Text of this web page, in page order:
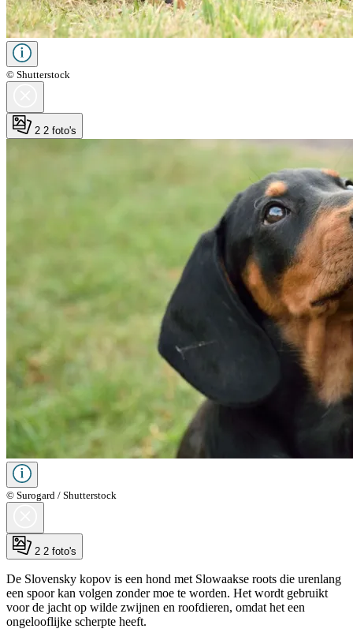
© Shutterstock
2 2 foto's
© Surogard / Shutterstock
2 2 foto's
De Slovensky kopov is een hond met Slowaakse roots die urenlang
een spoor kan volgen zonder moe te worden. Het wordt gebruikt
voor de jacht op wilde zwijnen en roofdieren, omdat het een
ongelooflijke scherpte heeft.